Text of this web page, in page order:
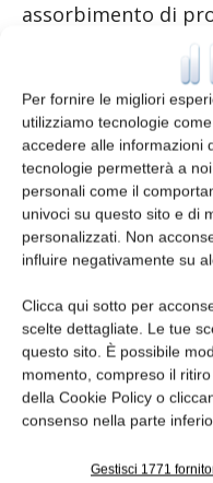
Per fornire le migliori
utilizziamo tecnologie
accedere alle informazioni
tecnologie permetterà a
personali come il
univoci su questo sito e di
personalizzati. Non
influire negativamente su
Clicca qui sotto per
scelte dettagliate. Le tue
questo sito. È possibile
momento, compreso il
della Cookie Policy o
consenso nella parte
Gestisci 1771
assorbimento di
domanda
massima che è
nuovo regolamento
Il consorzio ha
l’opportunità
proprio piano
Ciò ha mitigato la
quotazioni stabili
livelli remunerativi.
produzione ha
passando dalle
nel 2013 alle 4,014
prezzo medio che
salvaguardata la